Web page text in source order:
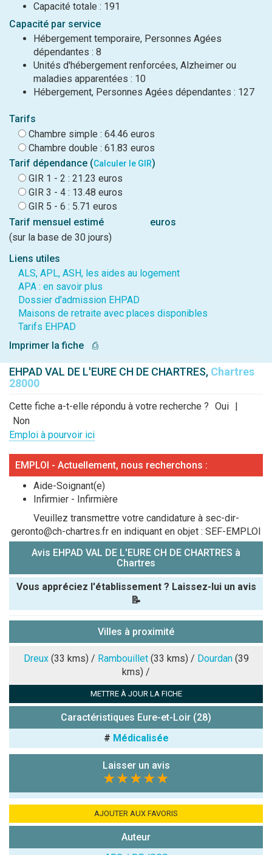
Capacité totale : 191
Capacité par service
Hébergement temporaire, Personnes Agées
dépendantes : 8
Unités d'hébergement renforcées, Alzheimer ou
maladies apparentées : 10
Hébergement, Personnes Agées dépendantes : 127
Tarifs
Chambre simple : 64.46 euros
Chambre double : 61.83 euros
Tarif dépendance (Calculer le GIR)
GIR 1 - 2 : 21.23 euros
GIR 3 - 4 : 13.48 euros
GIR 5 - 6 : 5.71 euros
Tarif mensuel estimé
euros
(sur la base de 30 jours)
Liens utiles
ALS, APL, ASH, les aides au logement
APA : en savoir plus
Dossier d'admission EHPAD
Maisons de retraite avec places disponibles
Tarifs EHPAD
Imprimer la fiche
⎙
EHPAD VAL DE L'EURE CH DE CHARTRES, Chartres
28000
Cette fiche a-t-elle répondu à votre recherche ? Oui |
Non
Emploi à pourvoir ici
EMPLOI - Actuellement, nous recherchons :
Aide-Soignant(e)
Infirmier - Infirmière
Veuillez transmettre votre candidature à sec-dir-
geronto@ch-chartres.fr en indiquant en objet : SEF-EMPLOI
Avis EHPAD VAL DE L'EURE CH DE CHARTRES à
Chartres
Vous appréciez l'établissement ? Laissez-lui un avis
📝
Note que vous souhaitez attribuer :
Antispam -
chiffres) :
Avis sur
Villes à proximité
Dreux(33 kms) / Rambouillet(33 kms) / Dourdan(39
kms) /
METTRE À JOUR LA FICHE
Caractéristiques Eure-et-Loir (28)
# Médicalisée
Laisser un avis
★★★★★
AJOUTER AUX FAVORIS
Auteur